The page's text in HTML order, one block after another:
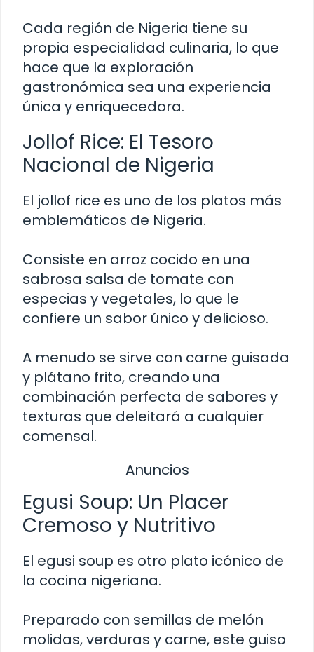
Cada región de Nigeria tiene su
propia especialidad culinaria, lo que
hace que la exploración
gastronómica sea una experiencia
única y enriquecedora.
Jollof Rice: El Tesoro
Nacional de Nigeria
El jollof rice es uno de los platos más
emblemáticos de Nigeria.
Consiste en arroz cocido en una
sabrosa salsa de tomate con
especias y vegetales, lo que le
confiere un sabor único y delicioso.
A menudo se sirve con carne guisada
y plátano frito, creando una
combinación perfecta de sabores y
texturas que deleitará a cualquier
comensal.
Anuncios
Egusi Soup: Un Placer
Cremoso y Nutritivo
El egusi soup es otro plato icónico de
la cocina nigeriana.
Preparado con semillas de melón
molidas, verduras y carne, este guiso